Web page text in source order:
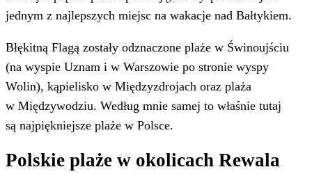
jednym z najlepszych miejsc na wakacje nad Bałtykiem.
Błękitną Flagą zostały odznaczone plaże w Świnoujściu
(na wyspie Uznam i w Warszowie po stronie wyspy
Wolin), kąpielisko w Międzyzdrojach oraz plaża
w Międzywodziu. Według mnie samej to właśnie tutaj
są najpiękniejsze plaże w Polsce.
Polskie plaże w okolicach Rewala